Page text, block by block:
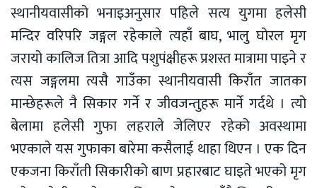
स्थानीयवासीको भनाइअनुसार पहिले सत्य युगमा हलेसी
मन्दिर वरिपरि जङ्गल रहेकाले त्यहाँ बाघ, भालु घोरल मृग
जरायो कालिज तित्रा आदि पशुपंक्षीहरू प्रशस्त मात्रामा पाइने र
त्यस जङ्गलमा त्यसै गाउँका स्थानीयवासी किराँत जातका
मान्छेहरूले नै सिकार गर्ने र जीवजन्तुहरू मार्ने गर्दथे । त्यो
बेलामा हलेसी गुफा लहराले जेलिएर रहेको अवस्थामा
भएकाले यस गुफाका बारेमा कसैलाई थाहा थिएन । एक दिन
एकजना किराँती सिकारीको बाण प्रहारबाट घाइते भएको मृग